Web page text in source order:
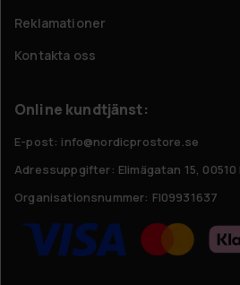
Reklamationer
Kontakta oss
Online kundtjänst:
E-post: info@nordicprostore.se
Adressuppgifter: Elimägatan 15,
Organisationsnummer: FI09931637